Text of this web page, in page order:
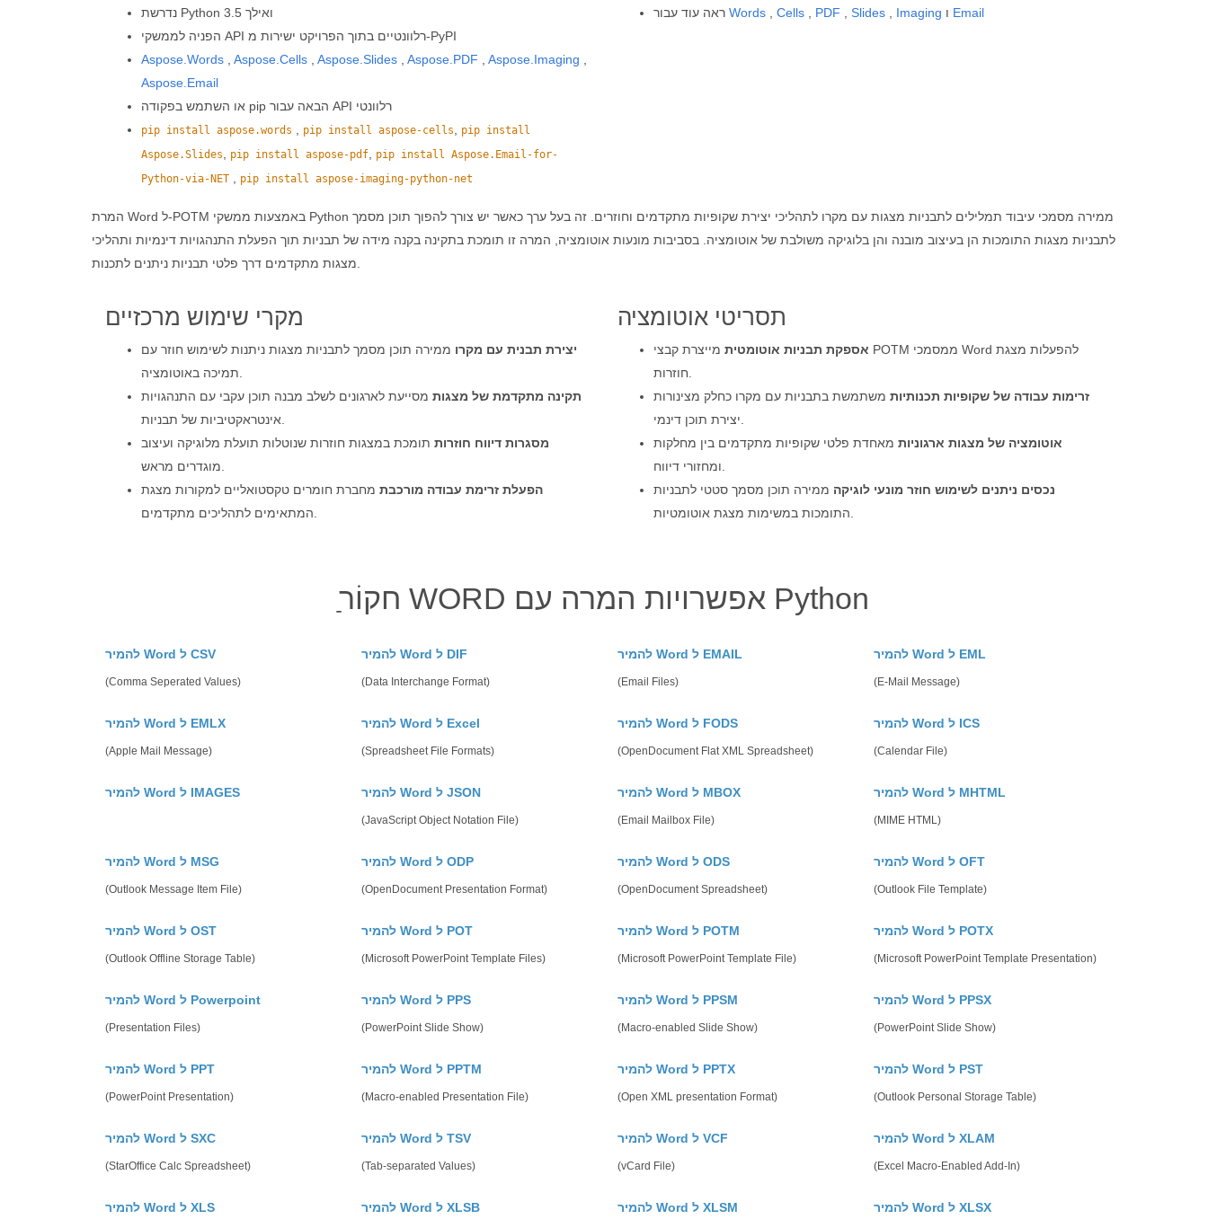
נדרשת Python 3.5 ואילך
הפניה לממשקי API רלוונטיים בתוך הפרויקט ישירות מ-PyPI
Aspose.Words
Aspose.Cells Aspose.Slides Aspose.PDF Aspose.Imaging
Aspose.Email
או השתמש בפקודה pip הבאה עבור API רלוונטי
pip install aspose.words pip install aspose-cells
pip install
Aspose.Slides
pip install aspose-pdf
pip install Aspose.Email-for-
Python-via-NET
pip install aspose-imaging-python-net
Words Cells PDF Slides Imaging Email
המרת Word ל‑POTM באמצעות ממשקי Python ממירה מסמכי עיבוד תמלילים לתבניות מצגות עם מקרו לתהליכי יצירת שקופיות מתקדמים וחוזרים. זה בעל ערך כאשר יש צורך להפוך תוכן מסמך
לתבניות מצגות התומכות הן בעיצוב מובנה והן בלוגיקה משולבת של אוטומציה. בסביבות מונעות אוטומציה, המרה זו תומכת בתקינה בקנה מידה של תבניות תוך הפעלת התנהגויות דינמיות ותהליכי
מקרי שימוש מרכזיים
יצירת תבנית עם מקרו ממירה תוכן מסמך לתבניות מצגות ניתנות לשימוש חוזר עם
תקינה מתקדמת של מצגות מסייעת לארגונים לשלב מבנה תוכן עקבי עם התנהגויות
מסגרות דיווח חוזרות תומכת במצגות חוזרות שנוטלות תועלת מלוגיקה ועיצוב
הפעלת זרימת עבודה מורכבת מחברת חומרים טקסטואליים למקורות מצגת
תסריטי אוטומציה
אספקת תבניות אוטומטית מייצרת קבצי POTM ממסמכי Word להפעלות מצגת
זרימות עבודה של שקופיות תכנותיות משתמשת בתבניות עם מקרו כחלק מצינורות
אוטומציה של מצגות ארגוניות מאחדת פלטי שקופיות מתקדמים בין מחלקות
נכסים ניתנים לשימוש חוזר מונעי לוגיקה ממירה תוכן מסמך סטטי לתבניות
ַחקוֹר WORD אפשרויות המרה עם Python
להמיר Word ל CSV
(Comma Seperated Values)
להמיר Word ל DIF
(Data Interchange Format)
להמיר Word ל EMAIL
(Email Files)
להמיר Word ל EML
(E-Mail Message)
להמיר Word ל EMLX
(Apple Mail Message)
להמיר Word ל Excel
(Spreadsheet File Formats)
להמיר Word ל FODS
(OpenDocument Flat XML Spreadsheet)
להמיר Word ל ICS
(Calendar File)
להמיר Word ל IMAGES להמיר Word ל JSON
(JavaScript Object Notation File)
להמיר Word ל MBOX
(Email Mailbox File)
להמיר Word ל MHTML
(MIME HTML)
להמיר Word ל MSG
(Outlook Message Item File)
להמיר Word ל ODP
(OpenDocument Presentation Format)
להמיר Word ל ODS
(OpenDocument Spreadsheet)
להמיר Word ל OFT
(Outlook File Template)
להמיר Word ל OST
(Outlook Offline Storage Table)
להמיר Word ל POT
(Microsoft PowerPoint Template Files)
להמיר Word ל POTM
(Microsoft PowerPoint Template File)
להמיר Word ל POTX
(Microsoft PowerPoint Template Presentation)
להמיר Word ל Powerpoint
(Presentation Files)
להמיר Word ל PPS
(PowerPoint Slide Show)
להמיר Word ל PPSM
(Macro-enabled Slide Show)
להמיר Word ל PPSX
(PowerPoint Slide Show)
להמיר Word ל PPT
(PowerPoint Presentation)
להמיר Word ל PPTM
(Macro-enabled Presentation File)
להמיר Word ל PPTX
(Open XML presentation Format)
להמיר Word ל PST
(Outlook Personal Storage Table)
להמיר Word ל SXC
(StarOffice Calc Spreadsheet)
להמיר Word ל TSV
(Tab-separated Values)
להמיר Word ל VCF
(vCard File)
להמיר Word ל XLAM
(Excel Macro-Enabled Add-In)
להמיר Word ל XLS להמיר Word ל XLSB להמיר Word ל XLSM להמיר Word ל XLSX